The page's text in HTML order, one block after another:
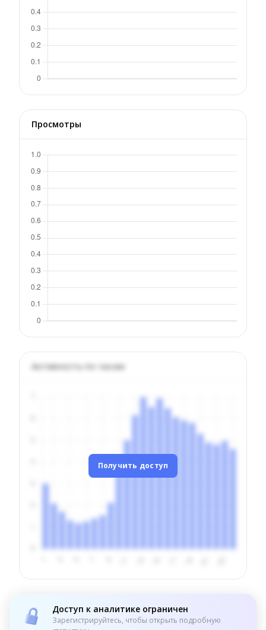
Просмотры
Активность по часам
Получить доступ
Доступ к аналитике ограничен
Зарегистрируйтесь, чтобы открыть подробную